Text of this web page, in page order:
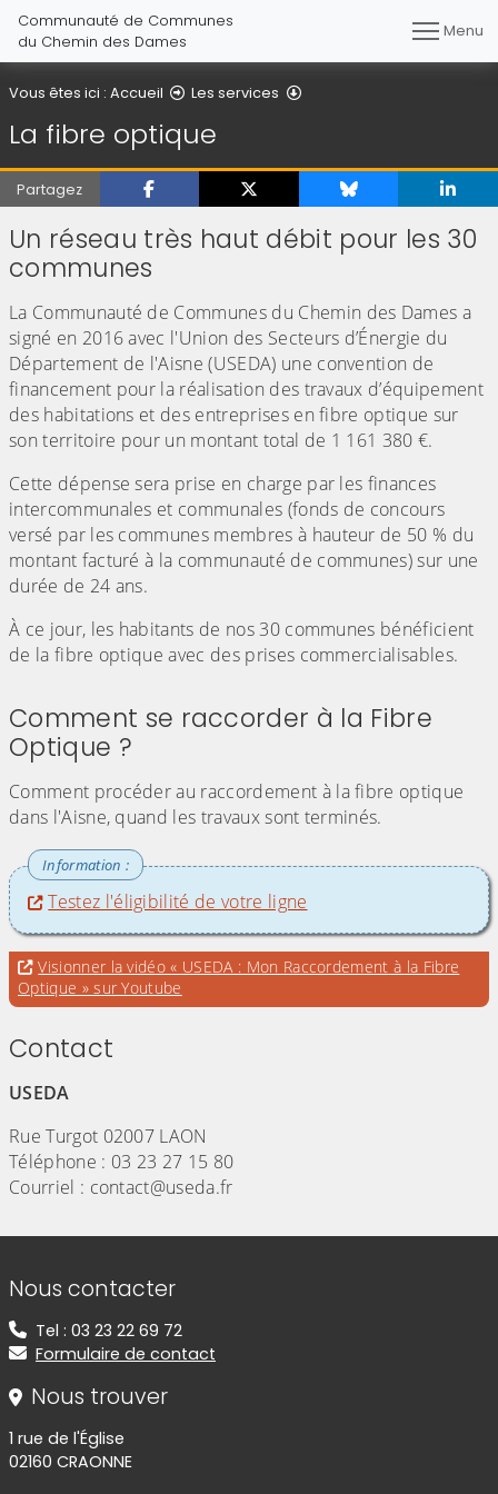
Communauté de Communes
du Chemin des Dames
Menu
Vous êtes ici : Accueil Les services
La fibre optique
Partagez
Un réseau très haut débit pour les 30
communes
La Communauté de Communes du Chemin des Dames a
signé en 2016 avec l'Union des Secteurs d’Énergie du
Département de l'Aisne (USEDA) une convention de
financement pour la réalisation des travaux d’équipement
des habitations et des entreprises en fibre optique sur
son territoire pour un montant total de 1 161 380 €.
Cette dépense sera prise en charge par les finances
intercommunales et communales (fonds de concours
versé par les communes membres à hauteur de 50 % du
montant facturé à la communauté de communes) sur une
durée de 24 ans.
À ce jour, les habitants de nos 30 communes bénéficient
de la fibre optique avec des prises commercialisables.
Comment se raccorder à la Fibre
Optique ?
Comment procéder au raccordement à la fibre optique
dans l'Aisne, quand les travaux sont terminés.
Testez l'éligibilité de votre ligne
Evitez la vidéo « USEDA : Mon Raccordement
à la Fibre Optique » intégrée ci-après et aller
au lien qui permet de visionner cette vidéo
sur Youtube
Visionner la vidéo « USEDA : Mon Raccordement à la Fibre
Optique » sur Youtube
Contact
USEDA
Rue Turgot 02007 LAON
Téléphone : 03 23 27 15 80
Courriel : contact@useda.fr
Informations de contact
Nous contacter
Tel : 03 23 22 69 72
Formulaire de contact
Nous trouver
1 rue de l'Église
02160 CRAONNE